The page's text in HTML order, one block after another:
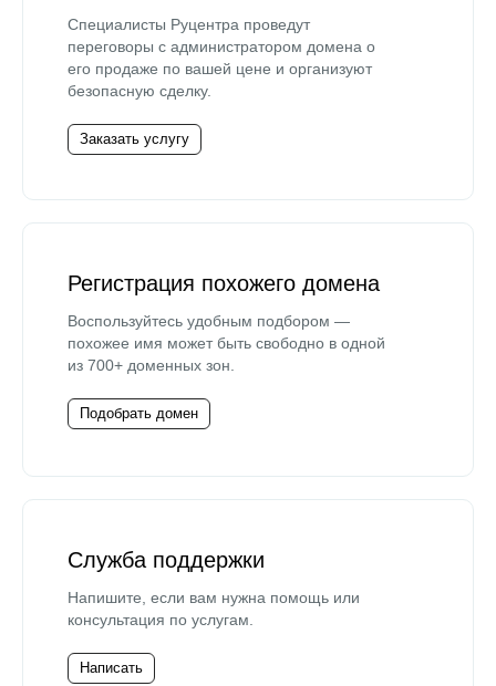
Специалисты Руцентра проведут
переговоры с администратором домена о
его продаже по вашей цене и организуют
безопасную сделку.
Заказать услугу
Регистрация похожего домена
Воспользуйтесь удобным подбором —
похожее имя может быть свободно в одной
из 700+ доменных зон.
Подобрать домен
Служба поддержки
Напишите, если вам нужна помощь или
консультация по услугам.
Написать